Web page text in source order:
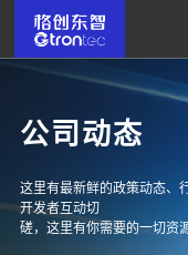
公司动态
这里有最新鲜的政策动态、
开发者互动切
磋，这里有你需要的一切资源